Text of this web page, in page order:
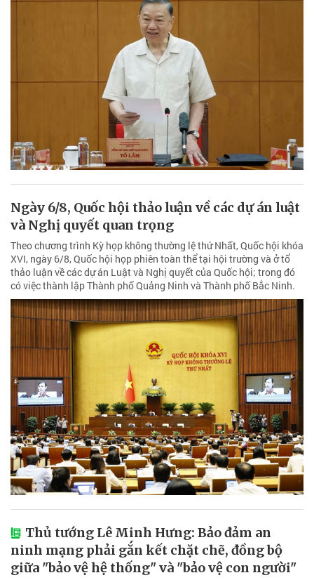
Ngày 6/8, Quốc hội thảo luận về các dự án luật
và Nghị quyết quan trọng
Theo chương trình Kỳ họp không thường lệ thứ Nhất, Quốc hội khóa
XVI, ngày 6/8, Quốc hội họp phiên toàn thể tại hội trường và ở tổ
thảo luận về các dự án Luật và Nghị quyết của Quốc hội; trong đó
có việc thành lập Thành phố Quảng Ninh và Thành phố Bắc Ninh.
Thủ tướng Lê Minh Hưng: Bảo đảm an
ninh mạng phải gắn kết chặt chẽ, đồng bộ
giữa "bảo vệ hệ thống" và "bảo vệ con người"